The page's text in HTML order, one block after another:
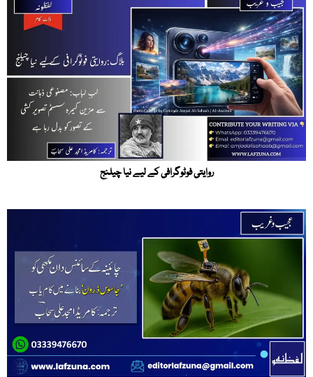
روایتی فوٹوگرافی کے لیے نیا چیلنج